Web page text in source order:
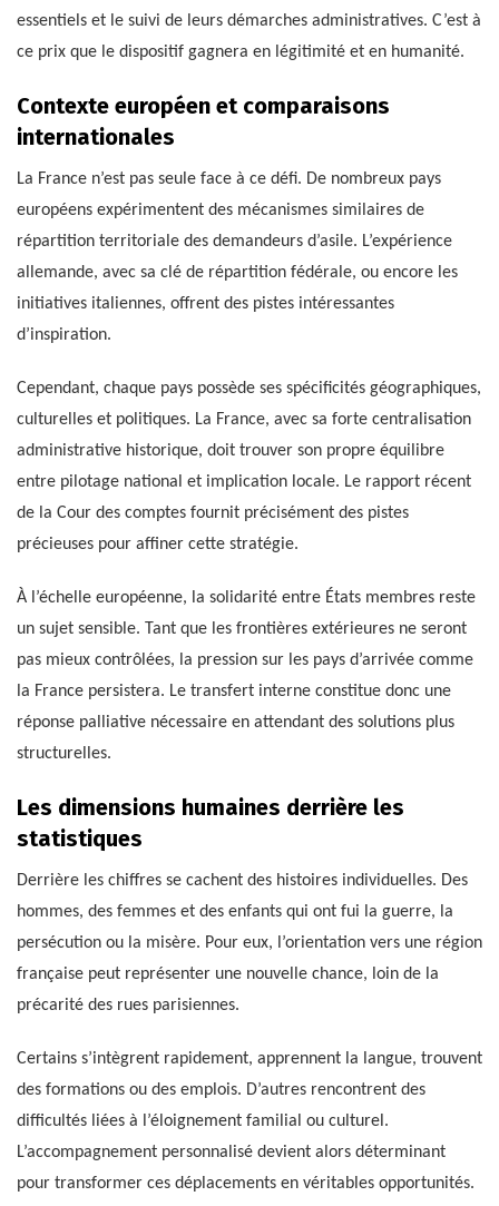
essentiels et le suivi de leurs démarches administratives. C’est à
ce prix que le dispositif gagnera en légitimité et en humanité.
Contexte européen et comparaisons
internationales
La France n’est pas seule face à ce défi. De nombreux pays
européens expérimentent des mécanismes similaires de
répartition territoriale des demandeurs d’asile. L’expérience
allemande, avec sa clé de répartition fédérale, ou encore les
initiatives italiennes, offrent des pistes intéressantes
d’inspiration.
Cependant, chaque pays possède ses spécificités géographiques,
culturelles et politiques. La France, avec sa forte centralisation
administrative historique, doit trouver son propre équilibre
entre pilotage national et implication locale. Le rapport récent
de la Cour des comptes fournit précisément des pistes
précieuses pour affiner cette stratégie.
À l’échelle européenne, la solidarité entre États membres reste
un sujet sensible. Tant que les frontières extérieures ne seront
pas mieux contrôlées, la pression sur les pays d’arrivée comme
la France persistera. Le transfert interne constitue donc une
réponse palliative nécessaire en attendant des solutions plus
structurelles.
Les dimensions humaines derrière les
statistiques
Derrière les chiffres se cachent des histoires individuelles. Des
hommes, des femmes et des enfants qui ont fui la guerre, la
persécution ou la misère. Pour eux, l’orientation vers une région
française peut représenter une nouvelle chance, loin de la
précarité des rues parisiennes.
Certains s’intègrent rapidement, apprennent la langue, trouvent
des formations ou des emplois. D’autres rencontrent des
difficultés liées à l’éloignement familial ou culturel.
L’accompagnement personnalisé devient alors déterminant
pour transformer ces déplacements en véritables opportunités.